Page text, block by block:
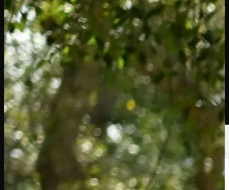
ตารางการแข่งขัน
นักกอล์ฟอันดับ ข่าวสาร รับชม เกี่ยวกับ
เข้าสู่ระบบ